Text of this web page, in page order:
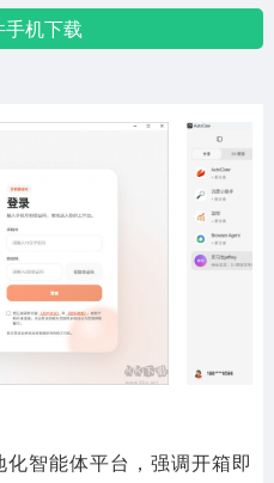
游戏辅助
机下载
智能体平台，强调开箱即